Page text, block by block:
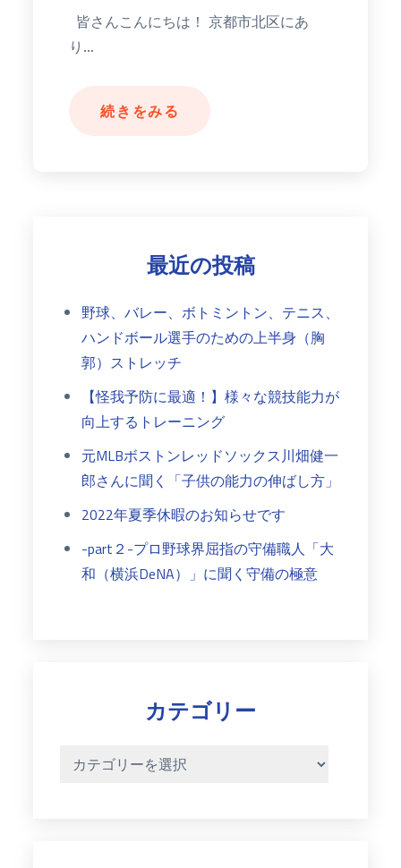
皆さんこんにちは！ 京都市北区にあ
り…
続きをみる
最近の投稿
野球、バレー、ボトミントン、テニス、
ハンドボール選手のための上半身（胸
郭）ストレッチ
【怪我予防に最適！】様々な競技能力が
向上するトレーニング
元MLBボストンレッドソックス川畑健一
郎さんに聞く「子供の能力の伸ばし方」
2022年夏季休暇のお知らせです
-part２-プロ野球界屈指の守備職人「大
和（横浜DeNA）」に聞く守備の極意
カテゴリー